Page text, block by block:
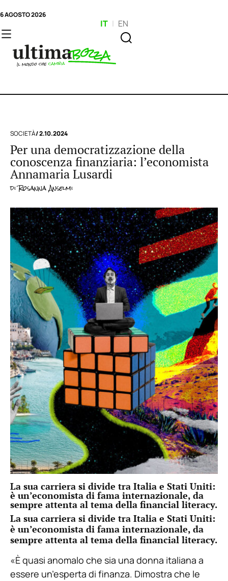
6 AGOSTO 2026
IT | EN
SOCIETÀ/ 2.10.2024
Per una democratizzazione della
conoscenza finanziaria: l’economista
Annamaria Lusardi
diRosanna Anselmi
La sua carriera si divide tra Italia e Stati Uniti:
è un’economista di fama internazionale, da
sempre attenta al tema della financial literacy.
La sua carriera si divide tra Italia e Stati Uniti:
è un’economista di fama internazionale, da
sempre attenta al tema della financial literacy.
«È quasi anomalo che sia una donna italiana a
essere un’esperta di finanza. Dimostra che le